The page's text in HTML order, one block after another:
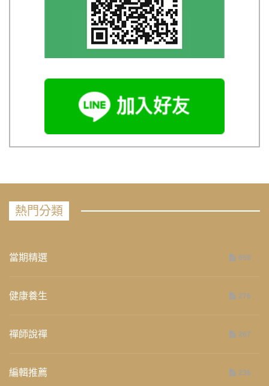
熱門分類
當期精選 658
健康養生 276
禪師說禪 267
編輯推薦 236